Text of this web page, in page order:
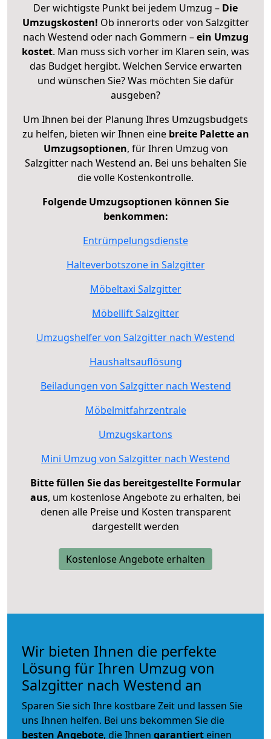
Der wichtigste Punkt bei jedem Umzug – Die
Umzugskosten! Ob innerorts oder von Salzgitter
nach Westend oder nach Gommern –ein Umzug
kostet. Man muss sich vorher im Klaren sein, was
das Budget hergibt. Welchen Service erwarten
und wünschen Sie? Was möchten Sie dafür
ausgeben?
Um Ihnen bei der Planung Ihres Umzugsbudgets
zu helfen, bieten wir Ihnen eine breite Palette an
Umzugsoptionen, für Ihren Umzug von
Salzgitter nach Westend an. Bei uns behalten Sie
die volle Kostenkontrolle.
Folgende Umzugsoptionen können Sie
benkommen:
Entrümpelungsdienste
Halteverbotszone in Salzgitter
Möbeltaxi Salzgitter
Möbellift Salzgitter
Umzugshelfer von Salzgitter nach Westend
Haushaltsauflösung
Beiladungen von Salzgitter nach Westend
Möbelmitfahrzentrale
Umzugskartons
Mini Umzug von Salzgitter nach Westend
Bitte füllen Sie das bereitgestellte Formular
aus, um kostenlose Angebote zu erhalten, bei
denen alle Preise und Kosten transparent
dargestellt werden
Kostenlose Angebote erhalten
Wir bieten Ihnen die perfekte
Lösung für Ihren Umzug von
Salzgitter nach Westend an
Sparen Sie sich Ihre kostbare Zeit und lassen Sie
uns Ihnen helfen. Bei uns bekommen Sie die
besten Angebote, die Ihnen garantiert einen